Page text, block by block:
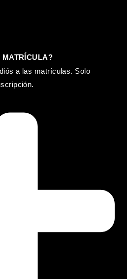
MATRÍCULA?
a las matrículas. Solo